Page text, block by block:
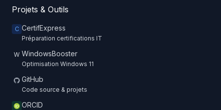
Projets & Outils
C CertifExpress
Préparation certifications IT
W WindowsBooster
Optimisation Windows 11
GitHub
Code source & projets
ORCID